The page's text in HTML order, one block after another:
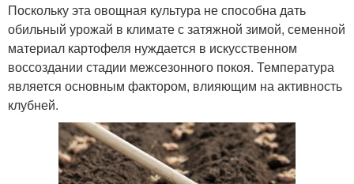
Поскольку эта овощная культура не способна дать
обильный урожай в климате с затяжной зимой, семенной
материал картофеля нуждается в искусственном
воссоздании стадии межсезонного покоя. Температура
является основным фактором, влияющим на активность
клубней.